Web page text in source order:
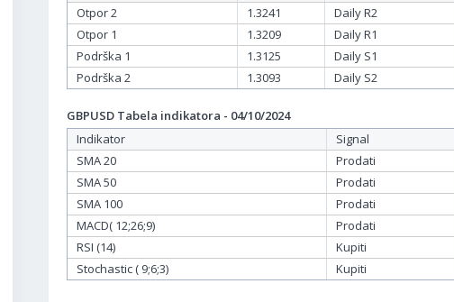
Otpor 2
1.3241
Daily R2
Otpor 1
1.3209
Daily R1
Podrška 1
1.3125
Daily S1
Podrška 2
1.3093 Daily S2
GBPUSD Tabela indikatora - 04/10/2024
Indikator
Signal
SMA 20
Prodati
SMA 50
Prodati
SMA 100
Prodati
MACD( 12;26;9)
Prodati
RSI (14)
Kupiti
Stochastic ( 9;6;3)
Kupiti